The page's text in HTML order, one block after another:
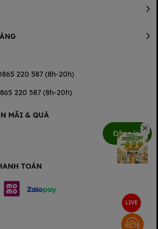
tã nằm trên rốn bé
băng dính sao cho vùng chống tràn
220 587 (8h-20h)
220 587 (8h-20h)
MÃI & QUÀ
Đăng ký
TOÁN
LIVE